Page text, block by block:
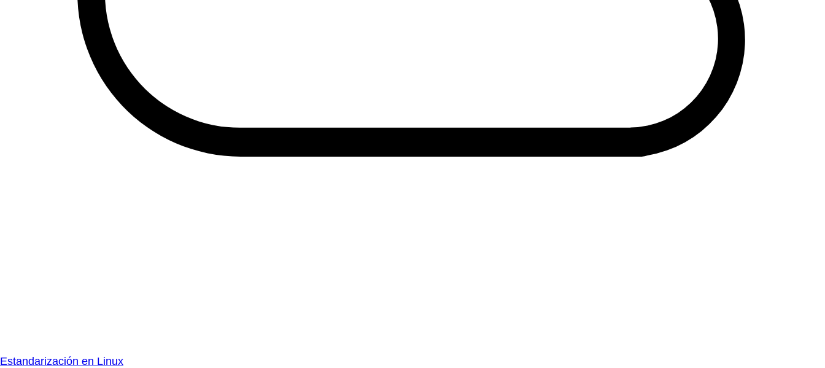
Estandarización en Linux